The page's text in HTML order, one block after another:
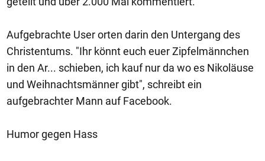
Aufgebrachte User orten darin den Untergang des
Christentums. "Ihr könnt euch euer Zipfelmännchen
in den Ar... schieben, ich kauf nur da wo es Nikoläuse
und Weihnachtsmänner gibt", schreibt ein
aufgebrachter Mann auf Facebook.
Humor gegen Hass